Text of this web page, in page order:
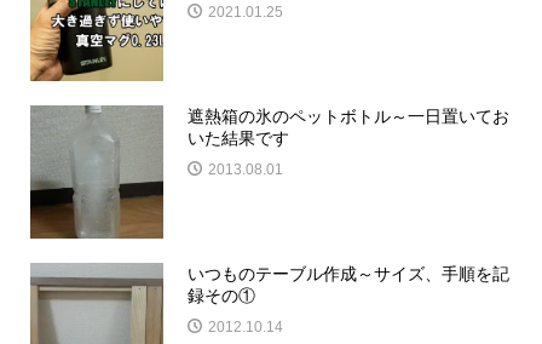
2021.01.25
遮熱箱の氷のペットボトル～一日置いてお
いた結果です
2013.08.01
いつものテーブル作成～サイズ、手順を記
録その①
2012.10.14